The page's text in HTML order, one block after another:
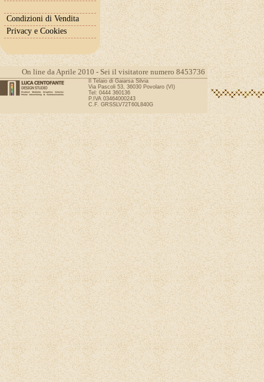
Condizioni di Vendita
Privacy e Cookies
On line da Aprile 2010 - Sei il visitatore numero 8453736
Il Telaio di Gaiarsa Silvia
Via Pascoli 53, 36030 Povolaro (VI)
Tel: 0444 360136
P.IVA 03464000243
C.F. GRSSLV72T60L840G